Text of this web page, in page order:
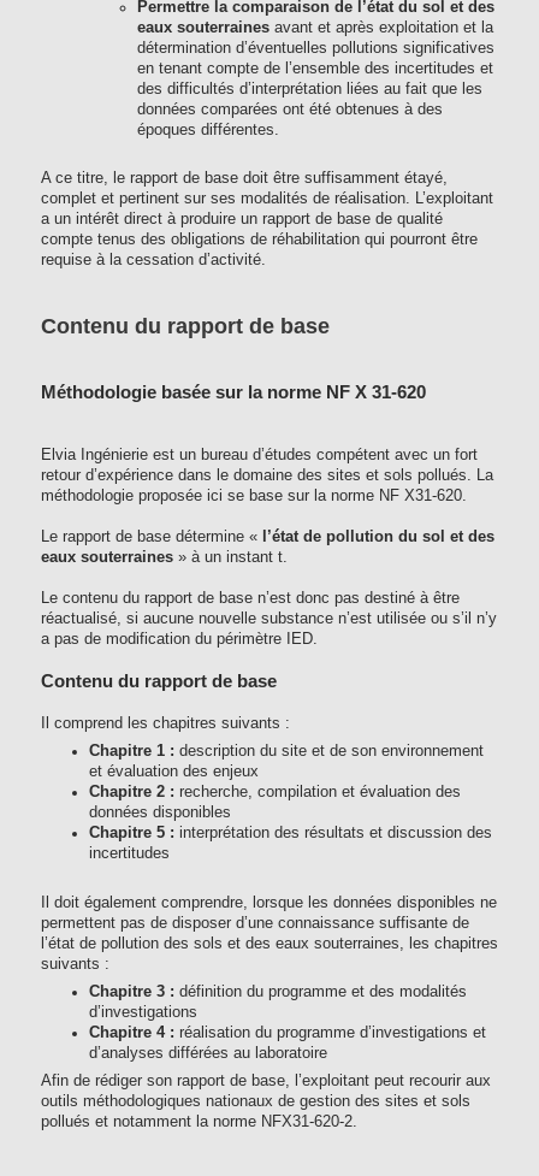
Permettre la comparaison de l’état du sol et des
eaux souterraines avant et après exploitation et la
détermination d’éventuelles pollutions significatives
en tenant compte de l’ensemble des incertitudes et
des difficultés d’interprétation liées au fait que les
données comparées ont été obtenues à des
époques différentes.
A ce titre, le rapport de base doit être suffisamment étayé,
complet et pertinent sur ses modalités de réalisation. L’exploitant
a un intérêt direct à produire un rapport de base de qualité
compte tenus des obligations de réhabilitation qui pourront être
requise à la cessation d’activité.
Contenu du rapport de base
Méthodologie basée sur la norme NF X 31-620
Elvia Ingénierie est un bureau d’études compétent avec un fort
retour d’expérience dans le domaine des sites et sols pollués. La
méthodologie proposée ici se base sur la norme NF X31-620.
Le rapport de base détermine «
l’état de pollution du sol et des
eaux souterraines » à un instant t.
Le contenu du rapport de base n’est donc pas destiné à être
réactualisé, si aucune nouvelle substance n’est utilisée ou s’il n’y
a pas de modification du périmètre IED.
Contenu du rapport de base
Il comprend les chapitres suivants :
Chapitre 1 : description du site et de son environnement
et évaluation des enjeux
Chapitre 2 : recherche, compilation et évaluation des
données disponibles
Chapitre 5 : interprétation des résultats et discussion des
incertitudes
Il doit également comprendre, lorsque les données disponibles ne
permettent pas de disposer d’une connaissance suffisante de
l’état de pollution des sols et des eaux souterraines, les chapitres
suivants :
Chapitre 3 : définition du programme et des modalités
d’investigations
Chapitre 4 : réalisation du programme d’investigations et
d’analyses différées au laboratoire
Afin de rédiger son rapport de base, l’exploitant peut recourir aux
outils méthodologiques nationaux de gestion des sites et sols
pollués et notamment la norme NFX31-620-2.